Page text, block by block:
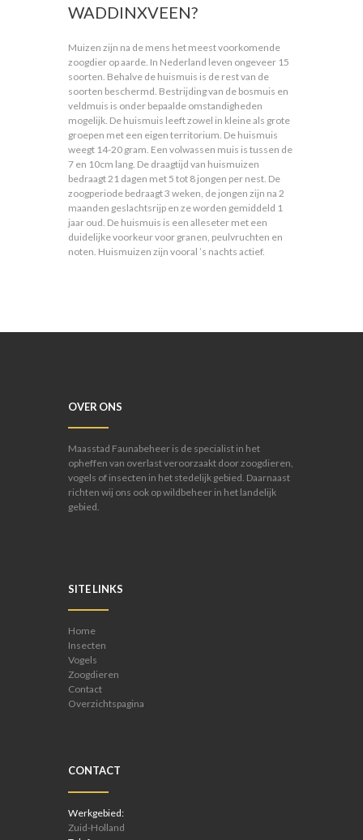
WADDINXVEEN?
Muizen zijn na de mens het meest voorkomende
zoogdier op aarde. In Nederland leven ongeveer 15
soorten. Behalve de huismuis is de rest van de
soorten beschermd. Bestrijding van de bosmuis en
veldmuis is onder bepaalde omstandigheden
mogelijk. De huismuis leeft zowel in kleine als grote
groepen met een eigen territorium. De huismuis
weegt 14-20 gram. Een volwassen muis is tussen de
7 en 10cm lang. De draagtijd van huismuizen
bedraagt 21 dagen met 5 tot 8 jongen per nest. De
zoogperiode bedraagt 3 weken, de jongen zijn na 2
maanden geslachtsrijp en ze worden gemiddeld 1
jaar oud. De huismuis is een alleseter met een
duidelijke voorkeur voor granen, peulvruchten en
noten. Huismuizen zijn vooral ’s nachts actief.
OVER ONS
Maasstad Faunabeheer is de specialist in het
opheffen van overlast veroorzaakt door zoogdieren,
vogels of insecten in het stedelijk gebied. Daarnaast
richten wij ons ook op wildbeheer in het landelijk
gebied.
SITE LINKS
Home
Insecten
Vogels
Zoogdieren
Contact
Overzichtspagina
CONTACT
Werkgebied:
Zuid-Holland